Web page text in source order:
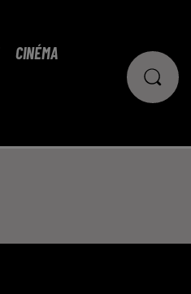
CINÉMA